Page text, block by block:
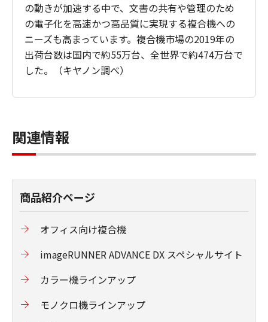
の動きが加速する中で、文書の共有や管理のため
の電子化を高速かつ高品質に実現する複合機への
ニーズも高まっています。複合機市場の2019年の
出荷台数は国内で約55万台、全世界で約474万台で
した。（キヤノン調べ）
関連情報
商品紹介ページ
オフィス向け複合機
imageRUNNER ADVANCE DX スペシャルサイト
カラー機ラインアップ
モノクロ機ラインアップ